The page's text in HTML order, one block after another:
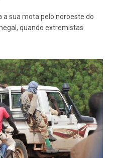
a sua mota pelo noroeste do
quando extremistas